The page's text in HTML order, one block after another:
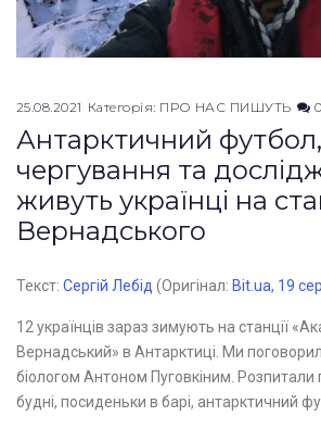
25.08.2021 Категорія: ПРО НАС ПИШУТЬ 0
Антарктичний футбол,
чергування та
живуть українці на
Вернадського
Текст: Сергій Лебід (Оригінал: Bit.ua, 19
12 українців зараз зимують на станції
Вернадський» в Антарктиці. Ми
біологом Антоном Пуговкіним. Розпитали
будні, посиденьки в барі, антарктичний